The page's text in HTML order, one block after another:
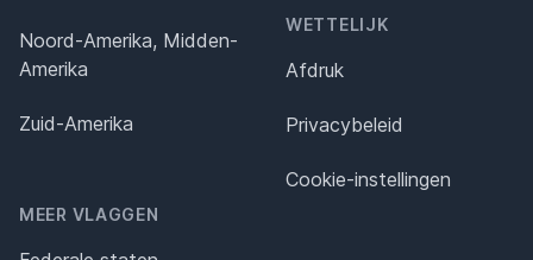
Noord-Amerika, Midden-
Amerika
Zuid-Amerika
MEER VLAGGEN
WETTELIJK
Afdruk
Privacybeleid
Cookie-instellingen